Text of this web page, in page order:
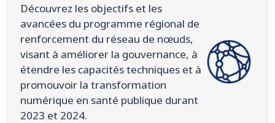
Découvrez les objectifs et les
avancées du programme régional de
renforcement du réseau de nœuds,
visant à améliorer la gouvernance, à
étendre les capacités techniques et à
promouvoir la transformation
numérique en santé publique durant
2023 et 2024.